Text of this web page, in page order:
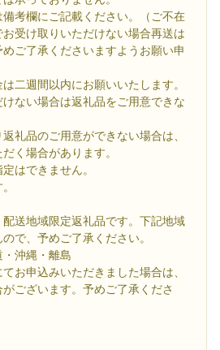
考欄にご記載ください。（ご不在
受け取りいただけない場合再送は
ご了承くださいますようお願い申
二週間以内にお願いいたします。
ない場合は返礼品をご用意できな
礼品のご用意ができない場合は、
く場合があります。
はできません。
送地域限定返礼品です。下記地域
で、予めご了承ください。
沖縄・離島
お申込みいただきました場合は、
ございます。予めご了承くださ